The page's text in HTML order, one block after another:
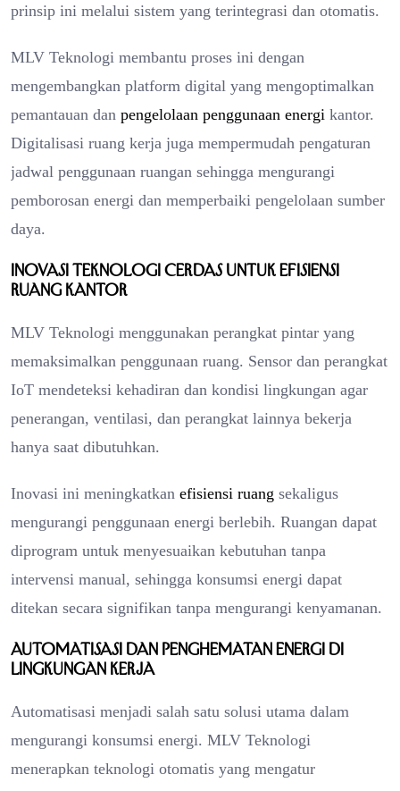
prinsip ini melalui sistem yang terintegrasi dan otomatis.
MLV Teknologi membantu proses ini dengan
mengembangkan platform digital yang mengoptimalkan
pemantauan dan pengelolaan penggunaan energi kantor.
Digitalisasi ruang kerja juga mempermudah pengaturan
jadwal penggunaan ruangan sehingga mengurangi
pemborosan energi dan memperbaiki pengelolaan sumber
daya.
Inovasi Teknologi Cerdas untuk Efisiensi
Ruang Kantor
MLV Teknologi menggunakan perangkat pintar yang
memaksimalkan penggunaan ruang. Sensor dan perangkat
IoT mendeteksi kehadiran dan kondisi lingkungan agar
penerangan, ventilasi, dan perangkat lainnya bekerja
hanya saat dibutuhkan.
Inovasi ini meningkatkan efisiensi ruang sekaligus
mengurangi penggunaan energi berlebih. Ruangan dapat
diprogram untuk menyesuaikan kebutuhan tanpa
intervensi manual, sehingga konsumsi energi dapat
ditekan secara signifikan tanpa mengurangi kenyamanan.
Automatisasi dan Penghematan Energi di
Lingkungan Kerja
Automatisasi menjadi salah satu solusi utama dalam
mengurangi konsumsi energi. MLV Teknologi
menerapkan teknologi otomatis yang mengatur